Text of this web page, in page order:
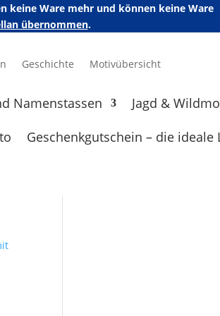
keine Ware mehr und können keine Ware
übernommen.
Geschichte Motivübersicht
Namenstassen
Jagd &
Geschenkgutschein – die ideale